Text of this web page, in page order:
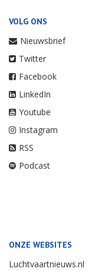
VOLG ONS
Nieuwsbrief
Twitter
Facebook
LinkedIn
Youtube
Instagram
RSS
Podcast
ONZE WEBSITES
Luchtvaartnieuws.nl